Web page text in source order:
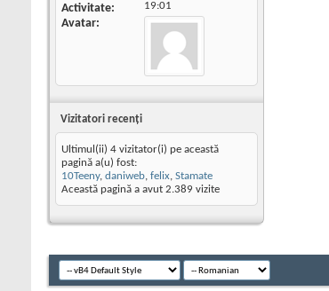
Activitate
19:01
Avatar
Vizitatori recenţi
Ultimul(ii) 4 vizitator(i) pe această
pagină a(u) fost:
10Teeny, daniweb, felix, Stamate
Această pagină a avut 2.389 vizite